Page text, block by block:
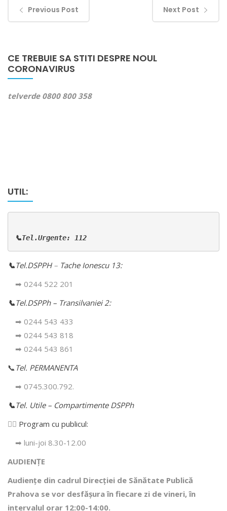
Previous Post Next Post
CE TREBUIE SA STITI DESPRE NOUL
CORONAVIRUS
telverde 0800 800 358
UTIL:
📞Tel.Urgente: 112
📞Tel.DSPPH – Tache Ionescu 13:
➡ 0244 522 201
📞Tel.DSPPh – Transilvaniei 2:
➡ 0244 543 433
➡ 0244 543 818
➡ 0244 543 861
📞 Tel. PERMANENTA
➡ 0745.300.792.
📞Tel. Utile – Compartimente DSPPh
👩‍⚕️ Program cu publicul:
➡ luni-joi 8.30-12.00
AUDIENȚE
Audiențe din cadrul Direcţiei de Sănătate Publică
Prahova se vor desfăşura în fiecare zi de vineri, în
intervalul orar 12:00-14:00.